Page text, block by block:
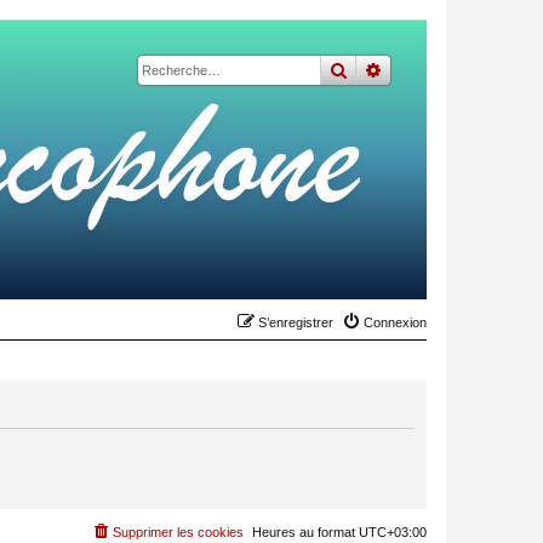
rechercher
recherche
Connexion
S’enregistrer
Heures au format UTC+03:00
Supprimer les cookies